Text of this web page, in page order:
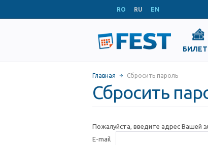
RO RU EN
Главная Сбросить пароль
Сбросить
Пожалуйста, введите адрес Вашей
E-mail